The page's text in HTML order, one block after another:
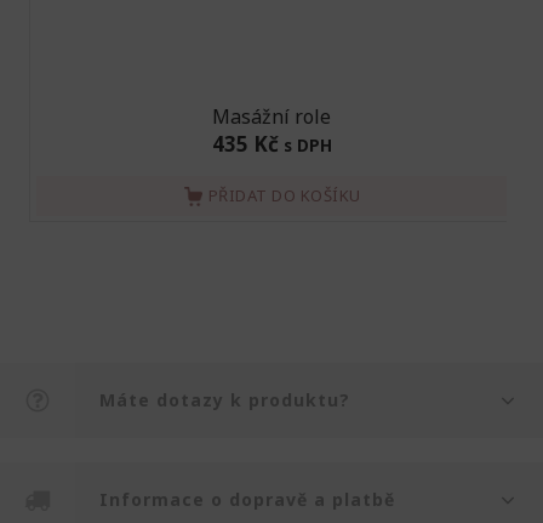
Masážní role
435 Kč s DPH
PŘIDAT DO KOŠÍKU
Máte dotazy k produktu?
Informace o dopravě a platbě